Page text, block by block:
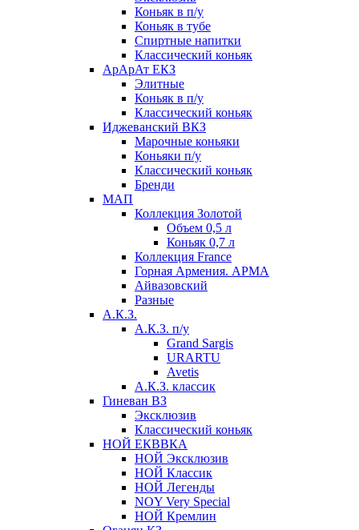
Коньяк в п/у
Коньяк в тубе
Спиртные напитки
Классический коньяк
АрАрАт ЕКЗ
Элитные
Коньяк в п/у
Классический коньяк
Иджеванский ВКЗ
Марочные коньяки
Коньяки п/у
Классический коньяк
Бренди
МАП
Коллекция Золотой
Объем 0,5 л
Коньяк 0,7 л
Коллекция France
Горная Армения. АРМА
Айвазовский
Разные
А.К.З.
А.К.З. п/у
Grand Sargis
URARTU
Avetis
А.К.З. классик
Гиневан ВЗ
Эксклюзив
Классический коньяк
НОЙ ЕКВВКА
НОЙ Эксклюзив
НОЙ Классик
НОЙ Легенды
NOY Very Speсial
НОЙ Кремлин